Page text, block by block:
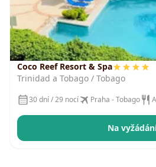
Coco Reef Resort & Spa
Trinidad a Tobago / Tobago
30 dní / 29 nocí Praha - Tobago
Na